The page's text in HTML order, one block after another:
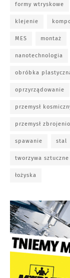
formy wtryskowe
klejenie
MES montaż
nanotechnologia
obróbka
oprzyrządowanie
przemysł
przemysł
spawanie stal
tworzywa sztuczne
łożyska